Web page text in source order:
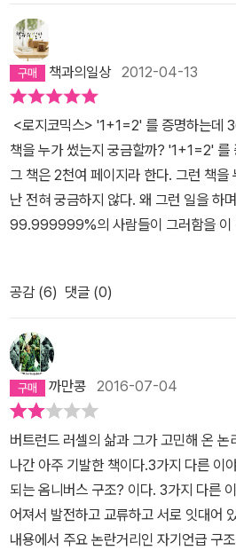
고, 수학과 과학에 대한 동경심이 생겨나
셀은 케임브리지 대학에서 수학을 전공
라는 여인과 사랑에 빠지기도 했어. 우수
고 철학을 공부하기 시작했어. 이 책에는
람들이 나오는데, 당대 최고의석학들,
이 나온단다. 러셀은 추론계산법이란 것
과학으로 설명하려고 했고,자신을 논리
리학에 푹 빠져있었어. 논리학이란 무엇
리학이란 새롭고 필연적인 추론이다’라
었어. 화이트헤드 교수와 함께 논리학
어. 그곳에 논리학의 대가인 고틀로프 프
자인 칸토어 교수를 만났어. 아참, 그 전
는데, 화이트헤드 교수와 여행에 동참을
할수록앨리스는 신경이 예민해지면서 러
었어. 러셀과 화이트헤드 교수는 파리 박
국으로 돌아와 그동안 공부한 것과 연구
원리>란 책을 써서 유명해지게 되었단다.
역설을 이야기한 책인데, 그것은 “자신
의 집합은 자신을 포함할까?”라는 질문
함하지 않는다. 또 만일 포함하지 않는다
있다고 하는데, 쉽게 이해되지는 않더구
렇게 말하였다>를 통해서 신에 의지했
하는 주인공, 즉 ' 위버멘쉬 '
했다. 여기서 말하고 있는 ' 위버멘쉬 ' 는
고 강력한 생(生)을 실현할 수 있는 ' 힘
한다. 그가 살았던 19세기에 신을 부정
음에도 불구하고 니체는 ' 신 ' 이라는 하
는 시도를 해내게 된다. 니체에게서 신의
정짓는 의지를 앗아가버린 모든 억압과
체의 이 같은 선언은 인간의 개별적 주
존철학의 전범이 될 수 있었다. 그러나
자신을 둘러싼 두려움과 허무의 고통
병에 시달렸고, 정신분열증에 걸려 사실
을 하던 3, 40대에는 극심한 조울증으로
정도였다. 거대한 세계를 이해하고 증명
과학에 의존한다. 그러나 근원적인 지식
과학자들은 때로 정신적인 부작용에
왜 미쳐버렸는가? 현대 수학의 금자탑
리>를 집필한 논리학자 버트런드 러셀
서 벗어나지 못했다. 버트런드 러셀의
소개하고 있는 <로지코믹스>의 서론에
을 던져주고 있다. “ 왜 유독 논리학자는
책과의일상2012-04-13
<로지코믹스> '1+1=2' 를 증명하는데
책을 누가 썼는지 궁금할까? '1+1=2' 를
그 책은 2천여 페이지라 한다. 그런 책을
난 전혀 궁금하지 않다. 왜 그런 일을 하
99.999999%의 사람들이 그러함을 이
않은 독자를 끌어 당기고 심지어 매,혹.
독교인이 아닌가>만 읽었는데, 이 책이
수학자' 한 문장으로 기억됐으리라. 영국
불리우는 버트런드 러셀을 말이다. 그는
분야에서 정력적인 활동을 했고, 1970년
지역에서 철수할 것을 주장하는 성명서를
사회의 비합리성 비판을 아끼지 않았다
동의 우상이기도 한 러셀, 그러나 그의 인
주는 것도 없다.그가 쓴 <런던통신
손색 없다 하고, 한비야가 소개한 <행
서양철학사> 또한 베스트셀러에 오를만
스스로 말하는 '러셀의 역설'이란!그 역
공감 (6) 댓글 (0)
까만콩 2016-07-04
버트런드 러셀의 삶과 그가 고민해 온 논
나간 아주 기발한 책이다.3가지 다른 이
되는 옴니버스 구조? 이다. 3가지 다른
어져서 발전하고 교류하고 서로 잇대어
내용에서 주요 논란거리인 자기언급 구